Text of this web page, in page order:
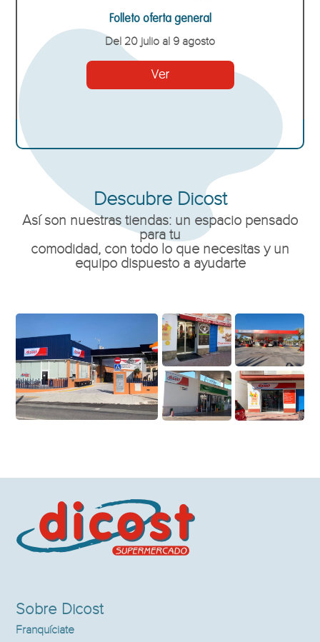
Folleto oferta general
Del 20 julio al 9 agosto
Ver
Descubre Dicost
Así son nuestras tiendas: un espacio pensado
para tu
comodidad, con todo lo que necesitas y un
equipo dispuesto a ayudarte
Sobre Dicost
Franquíciate